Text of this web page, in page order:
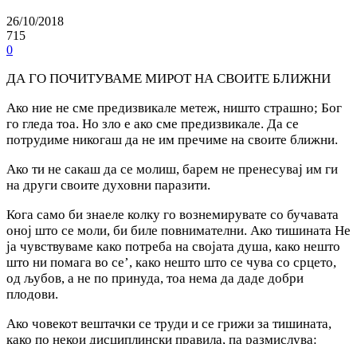
26/10/2018
715
0
ДА ГО ПОЧИТУВАМЕ МИРОТ НА СВОИТЕ БЛИЖНИ
Ако ние не сме предизвикале метеж, ништо страшно; Бог
го гледа тоа. Но зло е ако сме предизвикале. Да се
потрудиме никогаш да не им пречиме на своите ближни.
Ако ти не сакаш да се молиш, барем не пренесувај им ги
на други своите духовни паразити.
Кога само би знаеле колку го вознемирувате co бучавата
оној што ce моли, би биле повнимателни. Ако тишината He
ja чувствуваме како потреба на својата душа, како нешто
што ни помага во се’, како нешто што се чува со срцето,
од љубов, a не по принуда, тоа нема да даде добри
плодови.
Ако човекот вештачки се труди и се грижи за тишината,
како по некои дисциплински правила, па размислува: